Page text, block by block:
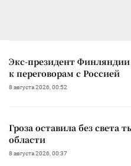
Экс-президент
к переговорам с Россией
8 августа 2026, 00:52
Гроза оставила без света
области
8 августа 2026, 00:37